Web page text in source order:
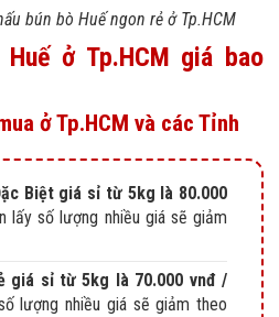
bún bò Huế ngon rẻ ở Tp.HCM
ở Tp.HCM giá bao
ở Tp.HCM và các Tỉnh
Biệt giá sỉ từ 5kg là 80.000
lấy số lượng nhiều giá sẽ giảm
giá sỉ từ 5kg là 70.000 vnđ /
lượng nhiều giá sẽ giảm theo